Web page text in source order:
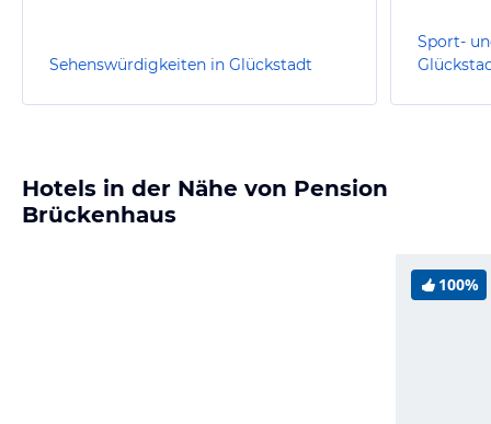
Sehenswürdigkeiten in Glückstadt
Sport-
Hotels in der Nähe von Pension
Brückenhaus
100%